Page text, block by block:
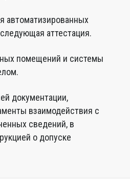
автоматизированных
аттестация.
помещений и системы
документации,
взаимодействия с
сведений, в
о допуске